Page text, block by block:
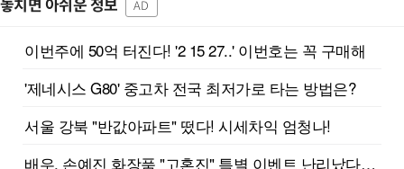
놓치면 아쉬운 정보 AD